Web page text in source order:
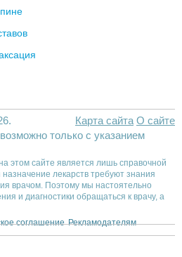
Карта сайта О сайте
только с указанием
сайте является лишь справочной
лекарств требуют знания
врачом. Поэтому мы настоятельно
и диагностики обращаться к врачу, а
соглашение Рекламодателям